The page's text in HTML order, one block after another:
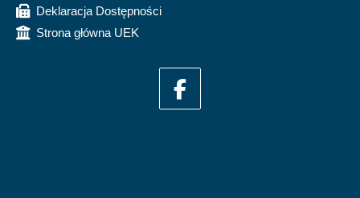
Deklaracja Dostępności
Strona główna UEK